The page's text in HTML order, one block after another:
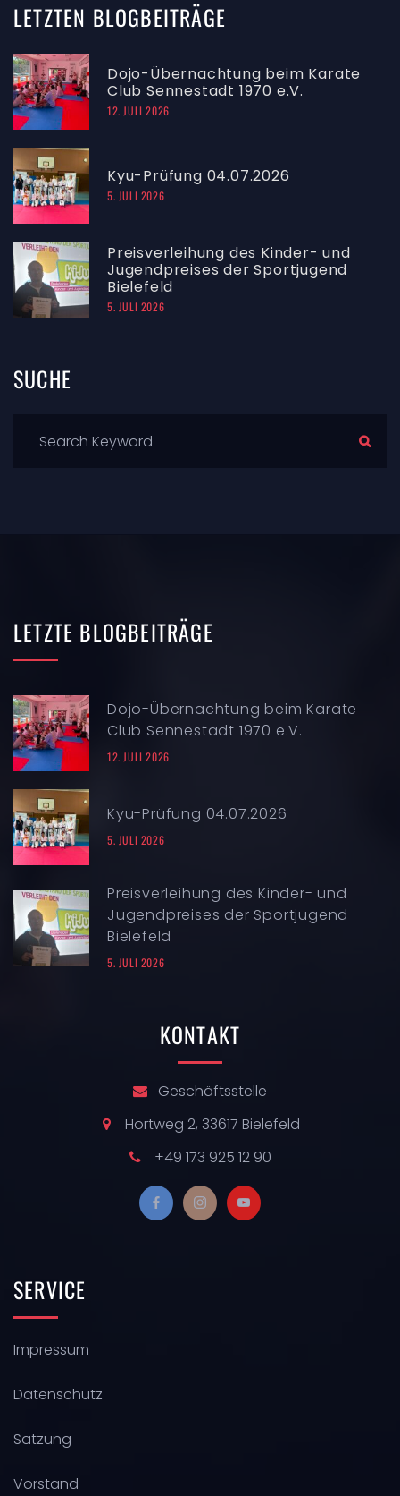
LETZTEN BLOGBEITRÄGE
Dojo-Übernachtung beim Karate
Club Sennestadt 1970 e.V.
12. JULI 2026
Kyu-Prüfung 04.07.2026
5. JULI 2026
Preisverleihung des Kinder- und
Jugendpreises der Sportjugend
Bielefeld
5. JULI 2026
SUCHE
LETZTE BLOGBEITRÄGE
Dojo-Übernachtung beim Karate
Club Sennestadt 1970 e.V.
12. JULI 2026
Kyu-Prüfung 04.07.2026
5. JULI 2026
Preisverleihung des Kinder- und
Jugendpreises der Sportjugend
Bielefeld
5. JULI 2026
KONTAKT
Geschäftsstelle
Hortweg 2, 33617 Bielefeld
+49 173 925 12 90
SERVICE
Impressum
Datenschutz
Satzung
Vorstand